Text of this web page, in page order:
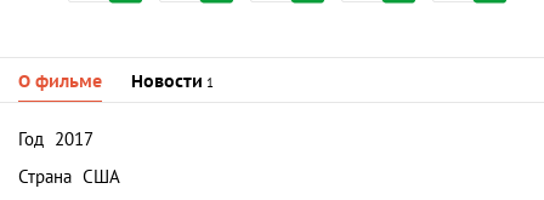
О фильме Новости 1
Год 2017
Страна США